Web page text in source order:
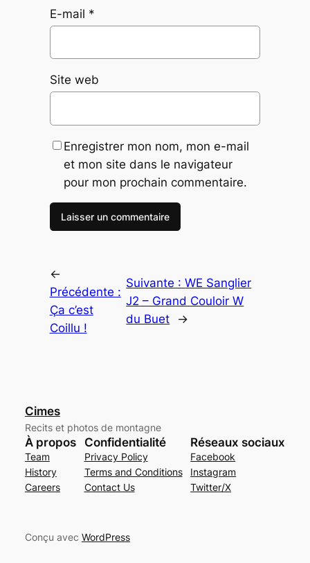
E-mail *
Site web
Enregistrer mon nom, mon e-mail
et mon site dans le navigateur
pour mon prochain commentaire.
←
Précédente :
Ça c’est
Coillu !
Suivante :WE Sanglier
J2 – Grand Couloir W
du Buet
→
Cimes
Recits et photos de montagne
À propos
Team
History
Careers
Confidentialité
Privacy Policy
Terms and Conditions
Contact Us
Réseaux sociaux
Facebook
Instagram
Twitter/X
Conçu avec WordPress